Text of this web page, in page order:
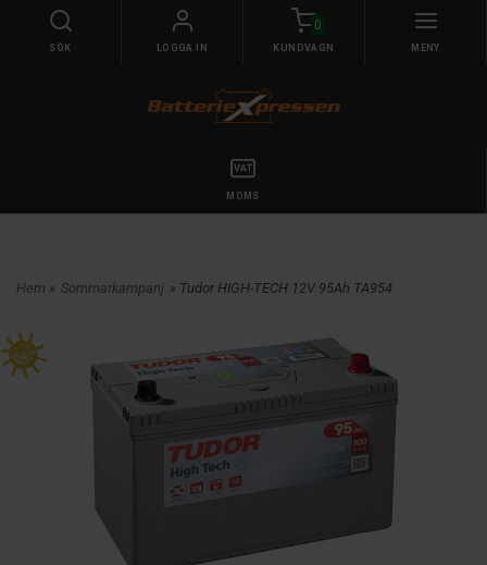
SÖK LOGGA IN
0
KUNDVAGN MENY
MOMS
Hem » Sommarkampanj » Tudor HIGH-TECH 12V 95Ah TA954